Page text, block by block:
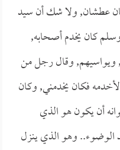
عطشان, ولا شك أن سيد
كان يخدم أصحابه,
ويواسيهم, وقال رجل من
لأخدمه فكان يخدمني, وكان
أن يكون هو الذي
الوضوء.. وهو الذي ينزل